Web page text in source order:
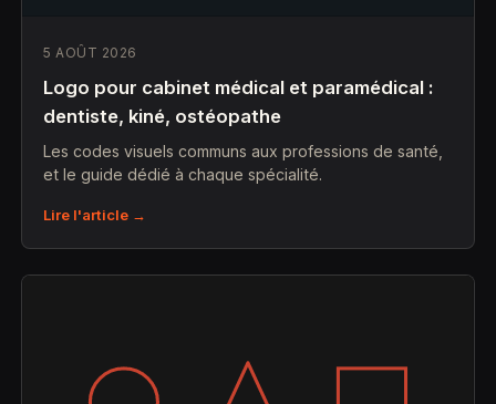
5 AOÛT 2026
Logo pour cabinet médical et paramédical :
dentiste, kiné, ostéopathe
Les codes visuels communs aux professions de santé,
et le guide dédié à chaque spécialité.
Lire l'article →